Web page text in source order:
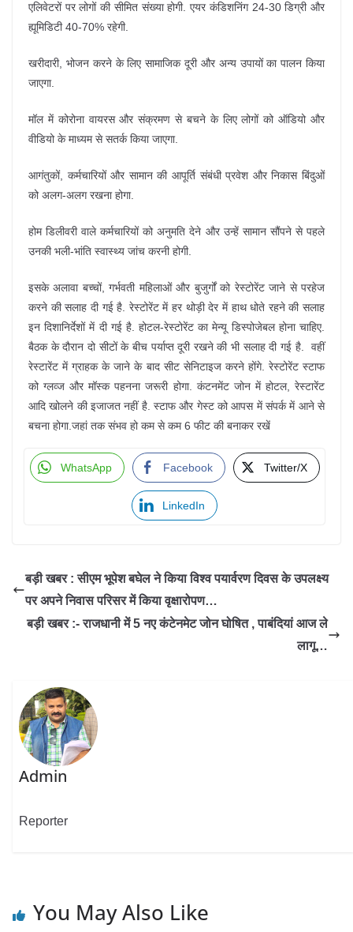
एलिवेटरों पर लोगों की सीमित संख्या होगी. एयर कंडिशनिंग 24-30 डिग्री और
ह्यूमिडिटी 40-70% रहेगी.
खरीदारी, भोजन करने के लिए सामाजिक दूरी और अन्य उपायों का पालन किया
जाएगा.
मॉल में कोरोना वायरस और संक्रमण से बचने के लिए लोगों को ऑडियो और
वीडियो के माध्यम से सतर्क किया जाएगा.
आगंतुकों, कर्मचारियों और सामान की आपूर्ति संबंधी प्रवेश और निकास बिंदुओं
को अलग-अलग रखना होगा.
होम डिलीवरी वाले कर्मचारियों को अनुमति देने और उन्हें सामान सौंपने से पहले
उनकी भली-भांति स्वास्थ्य जांच करनी होगी.
इसके अलावा बच्‍चों, गर्भवती महिलाओं और बुजुर्गों को रेस्‍टोरेंट जाने से परहेज
करने की सलाह दी गई है. रेस्‍टोरेंट में हर थोड़ी देर में हाथ धोते रहने की सलाह
इन दिशानिर्देशों में दी गई है. होटल-रेस्‍टोरेंट का मेन्‍यू डिस्‍पोजेबल होना चाहिए.
बैठक के दौरान दो सीटों के बीच पर्याप्‍त दूरी रखने की भी सलाह दी गई है. वहीं
रेस्‍टारेंट में ग्राहक के जाने के बाद सीट सेनिटाइज करने होंगे. रेस्‍टोरेंट स्‍टाफ
को ग्‍लव्‍ज और मॉस्‍क पहनना जरूरी होगा. कंटनमेंट जोन में होटल, रेस्‍टारेंट
आदि खोलने की इजाजत नहीं है. स्‍टाफ और गेस्‍ट को आपस में संपर्क में आने से
बचना होगा.जहां तक ​​संभव हो कम से कम 6 फीट की बनाकर रखें
WhatsApp Facebook Twitter/X
LinkedIn
बड़ी खबर : सीएम भूपेश बघेल ने किया विश्व पयार्वरण दिवस के उपलक्ष्य
पर अपने निवास परिसर में किया वृक्षारोपण…
बड़ी खबर :- राजधानी में 5 नए कंटेनमेट जोन घोषित , पाबंदियां आज ले
लागू…
Admin
Reporter
You May Also Like